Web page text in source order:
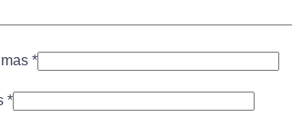
*
*